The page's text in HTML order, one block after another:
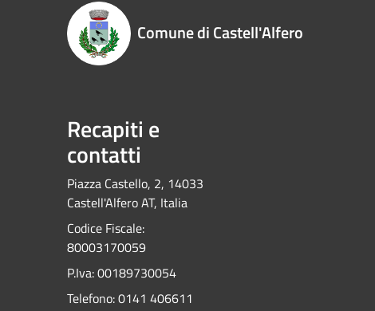
Comune di Castell'Alfero
Recapiti e
contatti
Piazza Castello, 2, 14033
Castell'Alfero AT, Italia
Codice Fiscale:
80003170059
P.Iva: 00189730054
Telefono:0141 406611